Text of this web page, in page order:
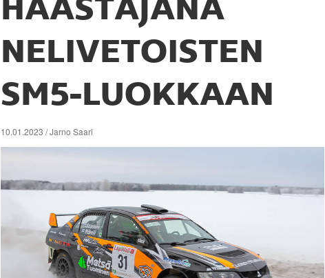
HAASTAJANA
NELIVETOISTEN
SM5-LUOKKAAN
10.01.2023 / Jarno Saari